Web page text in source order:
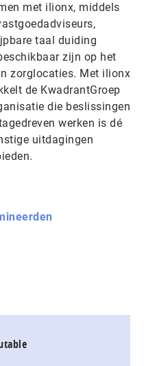
met ilionx, middels
taal duiding
zijn op het
zorglocaties. Met ilionx
de KwadrantGroep
die beslissingen
werken is dé
uitdagingen